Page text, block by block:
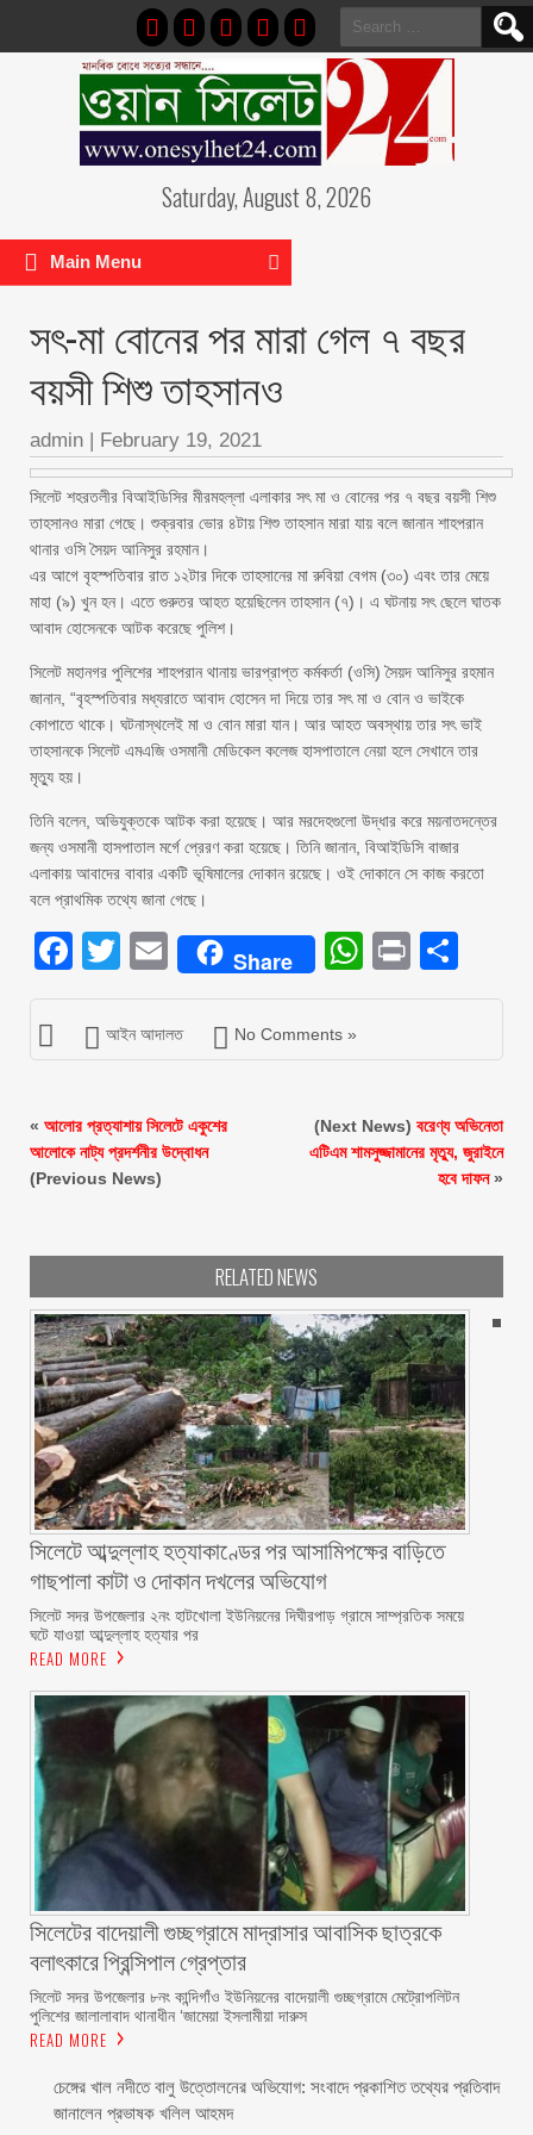
Search
for:
Saturday, August 8, 2026
Main Menu
সৎ-মা বোনের পর মারা গেল ৭ বছর
বয়সী শিশু তাহসানও
admin | February 19, 2021
সিলেট শহরতলীর বিআইডিসির মীরমহল্লা এলাকার সৎ মা ও বোনের পর ৭ বছর বয়সী শিশু
তাহসানও মারা গেছে। শুক্রবার ভোর ৪টায় শিশু তাহসান মারা যায় বলে জানান শাহপরান
থানার ওসি সৈয়দ আনিসুর রহমান।
এর আগে বৃহস্পতিবার রাত ১২টার দিকে তাহসানের মা রুবিয়া বেগম (৩০) এবং তার মেয়ে
মাহা (৯) খুন হন। এতে গুরুতর আহত হয়েছিলেন তাহসান (৭)। এ ঘটনায় সৎ ছেলে ঘাতক
আবাদ হোসেনকে আটক করেছে পুলিশ।
সিলেট মহানগর পুলিশের শাহপরান থানায় ভারপ্রাপ্ত কর্মকর্তা (ওসি) সৈয়দ আনিসুর রহমান
জানান, “বৃহস্পতিবার মধ্যরাতে আবাদ হোসেন দা দিয়ে তার সৎ মা ও বোন ও ভাইকে
কোপাতে থাকে। ঘটনাস্থলেই মা ও বোন মারা যান। আর আহত অবস্থায় তার সৎ ভাই
তাহসানকে সিলেট এমএজি ওসমানী মেডিকেল কলেজ হাসপাতালে নেয়া হলে সেখানে তার
মৃত্যু হয়।
তিনি বলেন, অভিযুক্তকে আটক করা হয়েছে। আর মরদেহগুলো উদ্ধার করে ময়নাতদন্তের
জন্য ওসমানী হাসপাতাল মর্গে প্রেরণ করা হয়েছে। তিনি জানান, বিআইডিসি বাজার
এলাকায় আবাদের বাবার একটি ভূষিমালের দোকান রয়েছে। ওই দোকানে সে কাজ করতো
বলে প্রাথমিক তথ্যে জানা গেছে।
Facebook
Twitter
EmailShare Print
আইন আদালত No Comments »
« আলোর প্রত্যাশায় সিলেটে একুশের
আলোকে নাট্য প্রদর্শনীর উদ্বোধন
(Previous News)
(Next News) বরেণ্য অভিনেতা
এটিএম শামসুজ্জামানের মৃত্যু, জুরাইনে
হবে দাফন»
RELATED NEWS
সিলেটে আব্দুল্লাহ হত্যাকাণ্ডের পর আসামিপক্ষের বাড়িতে
গাছপালা কাটা ও দোকান দখলের অভিযোগ
সিলেট সদর উপজেলার ২নং হাটখোলা ইউনিয়নের দিঘীরপাড় গ্রামে সাম্প্রতিক সময়ে
ঘটে যাওয়া আব্দুল্লাহ হত্যার পর
READ MORE
সিলেটের বাদেয়ালী গুচ্ছগ্রামে মাদ্রাসার আবাসিক ছাত্রকে
বলাৎকারে প্রিন্সিপাল গ্রেপ্তার ‎
সিলেট সদর উপজেলার ৮নং কান্দিগাঁও ইউনিয়নের বাদেয়ালী গুচ্ছগ্রামে মেট্রোপলিটন
পুলিশের জালালাবাদ থানাধীন ‘জামেয়া ইসলামীয়া দারুস
READ MORE
চেঙ্গের খাল নদীতে বালু উত্তোলনের অভিযোগ: সংবাদে প্রকাশিত তথ্যের প্রতিবাদ
জানালেন প্রভাষক খলিল আহমদ